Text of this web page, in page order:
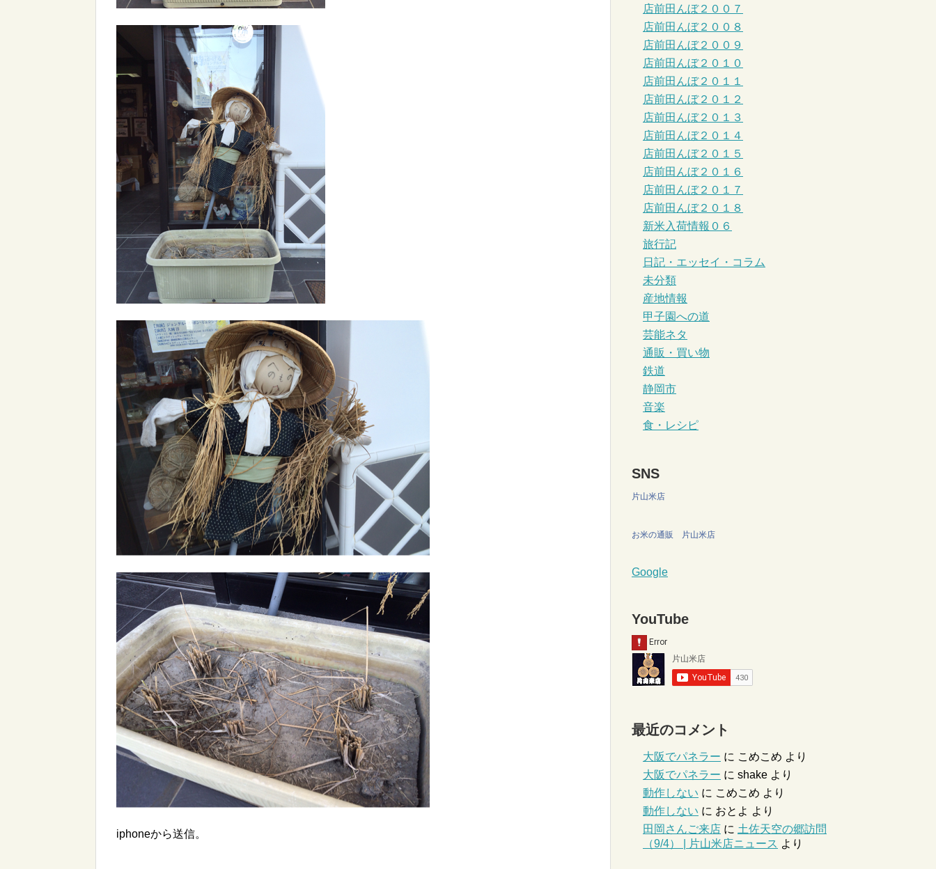
iphoneから送信。
店前田んぼ２００７
店前田んぼ２００８
店前田んぼ２００９
店前田んぼ２０１０
店前田んぼ２０１１
店前田んぼ２０１２
店前田んぼ２０１３
店前田んぼ２０１４
店前田んぼ２０１５
店前田んぼ２０１６
店前田んぼ２０１７
店前田んぼ２０１８
新米入荷情報０６
旅行記
日記・エッセイ・コラム
未分類
産地情報
甲子園への道
芸能ネタ
通販・買い物
鉄道
静岡市
音楽
食・レシピ
SNS
片山米店
お米の通販 片山米店
Google
YouTube
最近のコメント
大阪でパネラー に こめこめ より
大阪でパネラー に shake より
動作しない に こめこめ より
動作しない に おとよ より
田岡さんご来店 に 土佐天空の郷訪問
（9/4） | 片山米店ニュース より